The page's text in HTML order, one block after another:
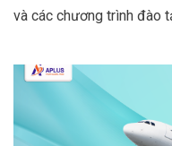
và các chương trình đào